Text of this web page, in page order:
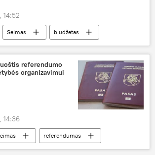
14:52
Seimas biudžetas
referendumo
organizavimui
14:36
referendumas